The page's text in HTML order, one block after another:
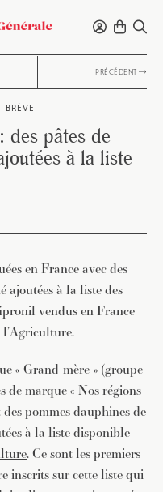
PRÉCÉDENT
BRÈVE
des pâtes de
à la liste
en France avec des
ajoutées à la liste des
vendus en France
« Grand-mère » (groupe
de marque « Nos régions
pommes dauphines de
à la liste disponible
. Ce sont les premiers
inscrits sur cette liste qui